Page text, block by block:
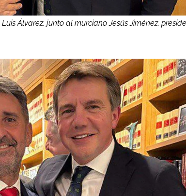
Álvarez, junto al murciano Jesús Jiménez,